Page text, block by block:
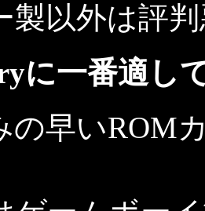
以外は評
に一番適し
早いROM